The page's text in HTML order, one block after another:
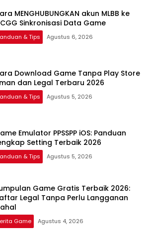
MENGHUBUNGKAN akun MLBB ke
Sinkronisasi Data Game
& Tips Agustus 6, 2026
Download Game Tanpa Play Store
dan Legal Terbaru 2026
& Tips Agustus 5, 2026
Emulator PPSSPP iOS: Panduan
Setting Terbaik 2026
& Tips Agustus 5, 2026
Game Gratis Terbaik 2026:
Legal Tanpa Perlu Langganan
Game Agustus 4, 2026